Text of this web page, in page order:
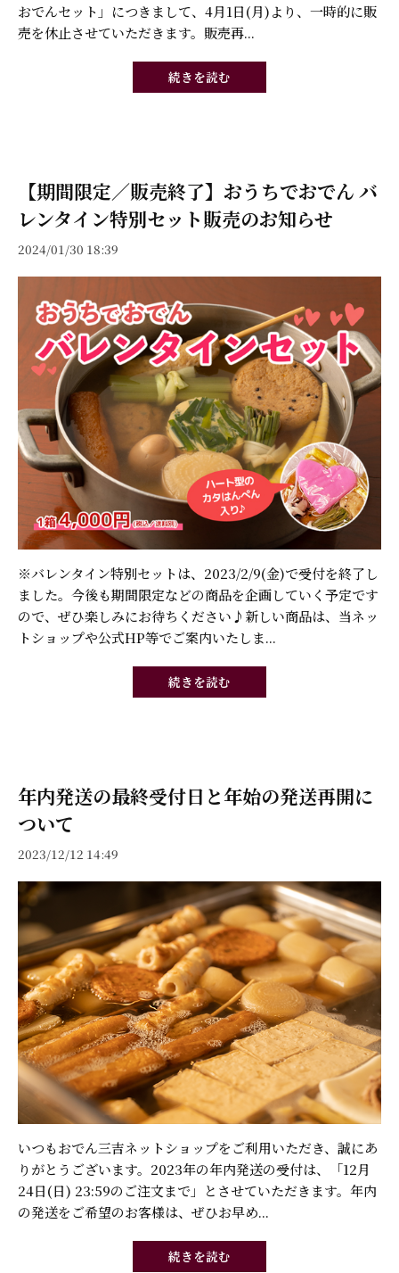
おでんセット」につきまして、4月1日(月)より、一時的に販
売を休止させていただきます。販売再...
続きを読む
【期間限定／販売終了】おうちでおでん バ
レンタイン特別セット販売のお知らせ
2024/01/30 18:39
※バレンタイン特別セットは、2023/2/9(金)で受付を終了し
ました。今後も期間限定などの商品を企画していく予定です
ので、ぜひ楽しみにお待ちください♪新しい商品は、当ネッ
トショップや公式HP等でご案内いたしま...
続きを読む
年内発送の最終受付日と年始の発送再開に
ついて
2023/12/12 14:49
いつもおでん三吉ネットショップをご利用いただき、誠にあ
りがとうございます。2023年の年内発送の受付は、「12月
24日(日) 23:59のご注文まで」とさせていただきます。年内
の発送をご希望のお客様は、ぜひお早め...
続きを読む